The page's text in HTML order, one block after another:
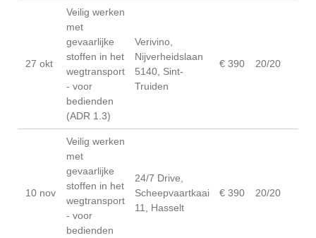
27 okt
Veilig werken
met
gevaarlijke
stoffen in het
wegtransport
- voor
bedienden
(ADR 1.3)
Verivino,
Nijverheidslaan
5140, Sint-
Truiden
€ 390 20/20
10 nov
Veilig werken
met
gevaarlijke
stoffen in het
wegtransport
- voor
bedienden
24/7 Drive,
Scheepvaartkaai
11, Hasselt
€ 390 20/20